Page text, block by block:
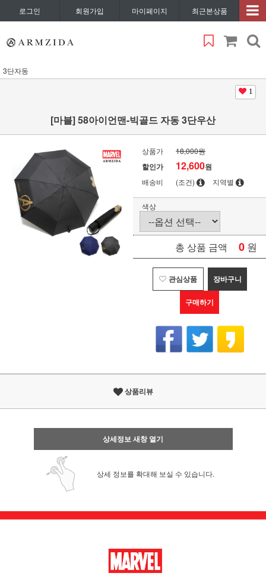
로그인 회원가입 마이페이지 최근본상품
3단자동
1
[마블] 58아이언맨-빅골드 자동 3단우산
상품가 18,000원
할인가 12,600원
배송비 (조건) 지역별
색상
총 상품 금액 0 원
관심상품 장바구니
구매하기
상품리뷰
상세정보 새창 열기
상세 정보를 확대해 보실 수 있습니다.